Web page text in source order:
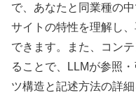
で、あなたと同業種の
サイトの特性を理解し
できます。また、コン
ることで、LLMが参照
ツ構造と記述方法の詳細